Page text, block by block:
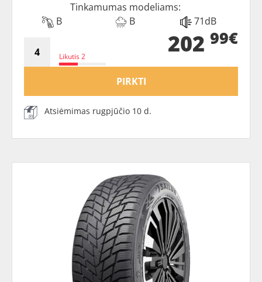
Tinkamumas modeliams:
B
B 71dB
Likutis 2 202 99€
PIRKTI
Atsiėmimas rugpjūčio 10 d.